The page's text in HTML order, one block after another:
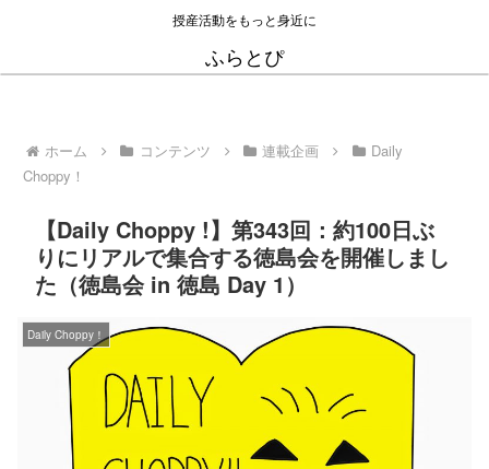
授産活動をもっと身近に
ふらとぴ
ホーム コンテンツ 連載企画
Daily
Choppy！
【Daily Choppy !】第343回：約100日ぶ
りにリアルで集合する徳島会を開催しまし
た（徳島会 in 徳島 Day 1）
Daily Choppy！